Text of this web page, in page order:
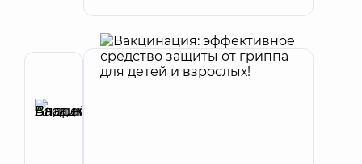
Автор,